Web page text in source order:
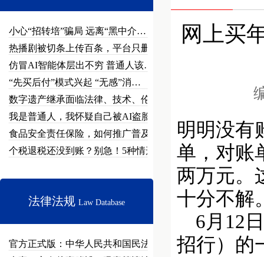
小心“招转培”骗局 远离“黑中介…
热播剧被切条上传百条，平台只删不…
仿冒AI智能体层出不穷 普通人该…
“先买后付”模式兴起 “无感”消…
数字遗产继承面临法律、技术、伦理…
我是普通人，我怀疑自己被AI盗脸…
食品安全责任保险，如何推广普及？
个税退税还没到账？别急！5种情形…
法律法规 Law Database
官方正式版：中华人民共和国民法总…
网上买
明明没有
单，对账
两万元。
十分不
6月12
招行）的